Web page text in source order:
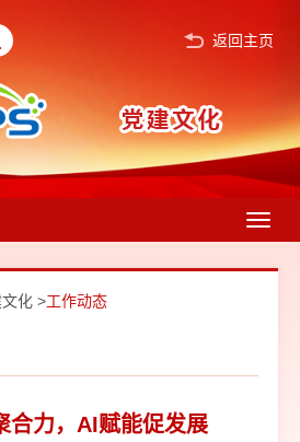
返回主页
化 >工作动态
合力，AI赋能促发展